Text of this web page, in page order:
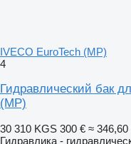
IVECO EuroTech (MP)
4
Гидравлический бак
(MP)
30 310 KGS 300 € ≈ 346,60
Гидравлика -